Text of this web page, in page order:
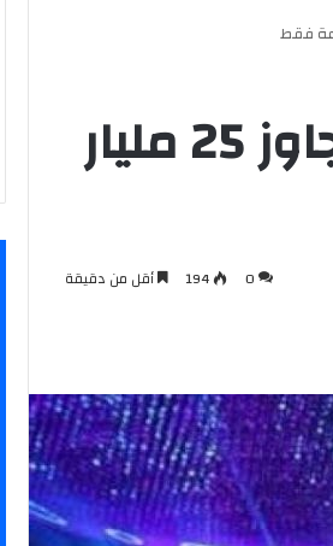
علي بابا تحقق أرباحًا خيالية تتجاوز 25 مليار
0
194 أقل من دقيقة